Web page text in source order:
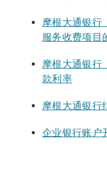
摩根大通银行
服务收费项目
摩根大通银行
款利率
摩根大通银行
企业银行账户